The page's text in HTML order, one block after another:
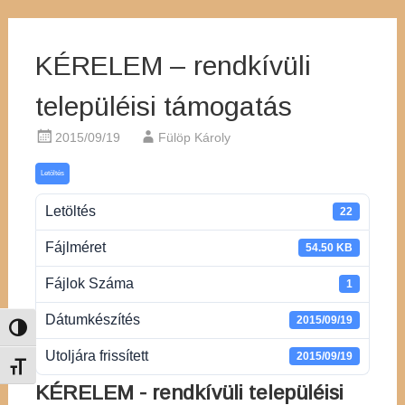
Nagy kontraszt váltása
Betűméret váltása
KÉRELEM – rendkívüli
települéisi támogatás
2015/09/19 Fülöp Károly
Letöltés
Letöltés 22
Fájlméret 54.50 KB
Fájlok Száma 1
Dátumkészítés 2015/09/19
Utoljára frissített 2015/09/19
KÉRELEM - rendkívüli települéisi